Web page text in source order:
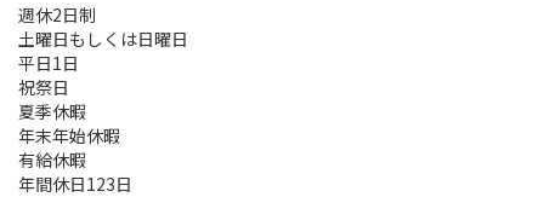
週休2日制
土曜日もしくは日曜日
平日1日
祝祭日
夏季休暇
年末年始休暇
有給休暇
年間休日123日